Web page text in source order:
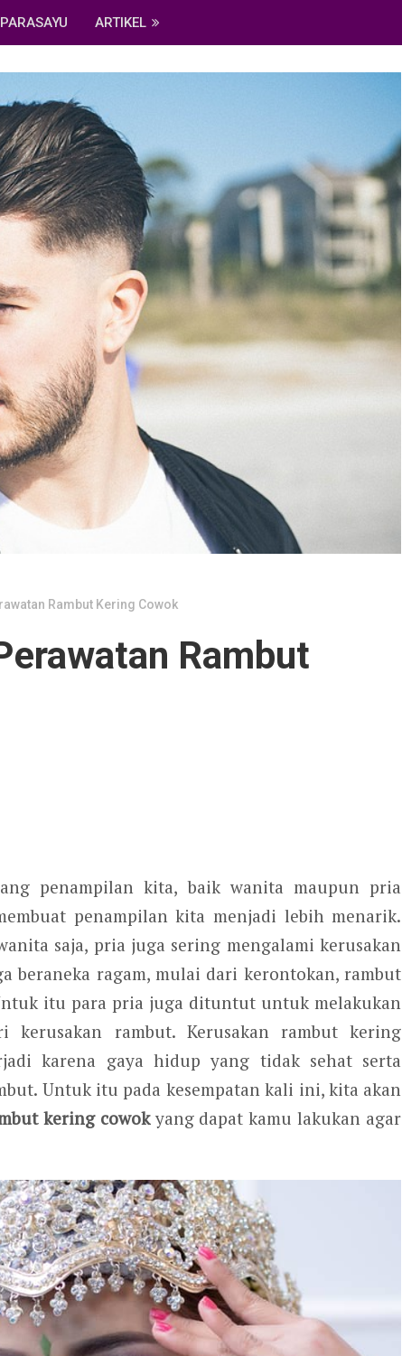
ARTIKEL
Rambut Kering Cowok
Rambut
penampilan kita, baik wanita maupun pria
penampilan kita menjadi lebih menarik.
saja, pria juga sering mengalami kerusakan
beraneka ragam, mulai dari kerontokan, rambut
itu para pria juga dituntut untuk melakukan
rambut. Kerusakan rambut kering
karena gaya hidup yang tidak sehat serta
Untuk itu pada kesempatan kali ini, kita akan
kering cowokyang dapat kamu lakukan agar